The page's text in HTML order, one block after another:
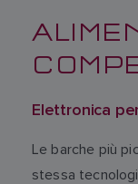
Elettronica
Le barche più
stessa